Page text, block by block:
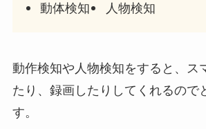
動体検知 人物検知
動作検知や人物検知をすると、ス
たり、録画したりしてくれるので
す。